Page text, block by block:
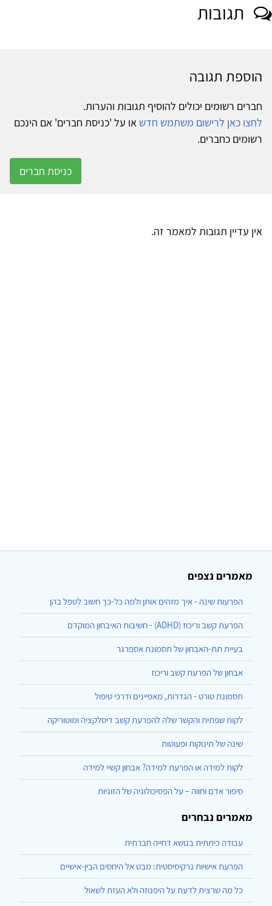
תגובות
הוספת תגובה
חברים רשומים יכולים להוסיף תגובות והערות.
לחצו כאן לרישום משתמש חדש או על 'כניסת חברים' אם הינכם
רשומים כחברים.
כניסת חברים
אין עדיין תגובות למאמר זה.
מאמרים נצפים
הפרעות שינה - איך מזהים אותן ולמה כל-כך חשוב לטפל בהן
הפרעת קשב וריכוז (ADHD) - חשיבות האיבחון המוקדם
בעיית תת-האבחון של תסמונת אספרגר
אבחון של הפרעת קשב וריכוז
תסמונת טורט - הגדרות, מאפיינים ודרכי טיפול
לקות שפתית והקשר שלה להפרעת קשב דיסלקציה ומוטוריקה
שינה של תינוקות ופעוטות
לקות למידה או הפרעת למידה? אבחון קשיי למידה
סיפור אדם וחווה – על הפסיכולוגיה של הזוגיות
מאמרים נבחרים
עבודה כיתתית בנושא דחייה חברתית
הפרעת אישיות נרקיסיסטית: מבט אל היחסים הבין-אישיים
כל מה שרצית לדעת על היפנוזה ולא העזת לשאול